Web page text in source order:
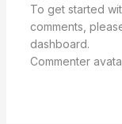
To get started
comments,
dashboard.
Commenter